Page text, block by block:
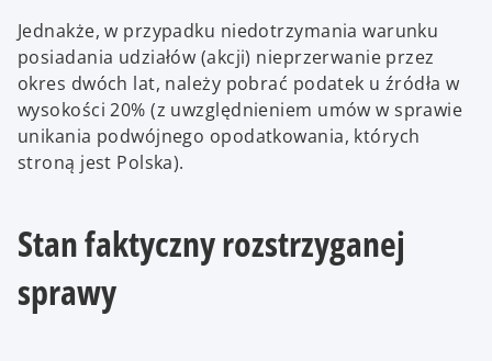
Jednakże, w przypadku niedotrzymania warunku
posiadania udziałów (akcji) nieprzerwanie przez
okres dwóch lat, należy pobrać podatek u źródła w
wysokości 20% (z uwzględnieniem umów w sprawie
unikania podwójnego opodatkowania, których
stroną jest Polska).
Stan faktyczny rozstrzyganej
sprawy